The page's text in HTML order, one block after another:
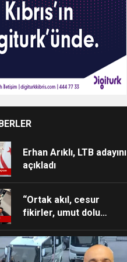
Erhan Arıklı, LTB adayını
açıkladı
“Ortak akıl, cesur
fikirler, umut dolu
dolu bir ekip”